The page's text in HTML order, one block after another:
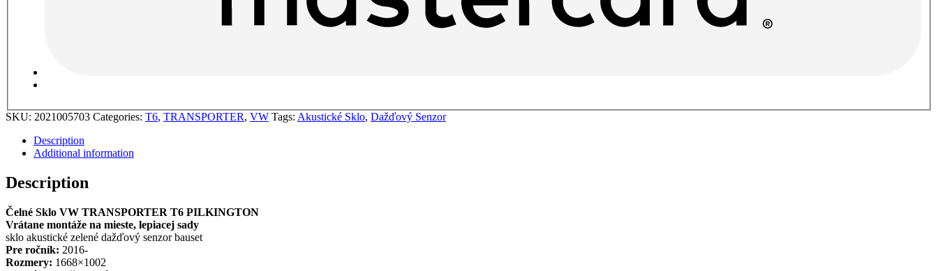
SKU: 2021005703 Categories: T6, TRANSPORTER, VW Tags: Akustické Sklo, Dažďový Senzor
Description
Additional information
Description
Čelné Sklo VW TRANSPORTER T6 PILKINGTON
Vrátane montáže na mieste, lepiacej sady
sklo akustické zelené dažďový senzor bauset
Pre ročník: 2016-
Rozmery: 1668×1002